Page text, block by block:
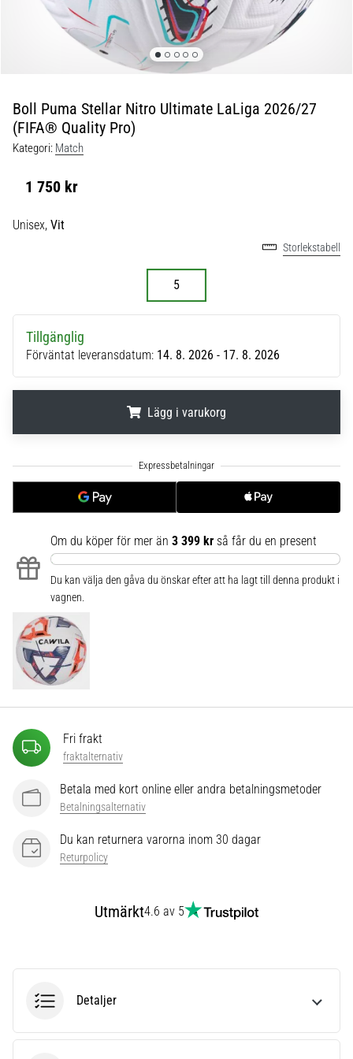
Var
en
del
match,
och…
Nike
Phantom
Upptäck
Phantom
6
fotbollsskorna
–
precision,
och
kraft
varje
beröring.
Perfekta
för
spelare
som…
Visa
artiklar
Boll Puma Stellar Nitro Ultimate LaLiga 2026/27
(FIFA® Quality Pro)
Kategori: Match
1 750 kr
Unisex, Vit
Storlekstabell
5
Tillgänglig
Förväntat leveransdatum: 14. 8. 2026 - 17. 8. 2026
Lägg i varukorg
Om du köper för mer än 3 399 kr så får du en present
Du kan välja den gåva du önskar efter att ha lagt till denna produkt i
vagnen.
Fri frakt
fraktalternativ
Betala med kort online eller andra betalningsmetoder
Betalningsalternativ
Du kan returnera varorna inom 30 dagar
Returpolicy
Utmärkt4.6 av 5
Detaljer